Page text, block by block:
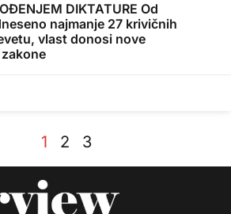
DIKTATURE Od
najmanje 27 krivičnih
vlast donosi nove
1 2 3